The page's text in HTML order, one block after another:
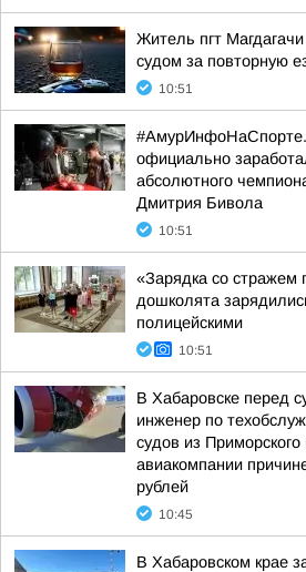
Житель пгт
судом за повторную
10:51
официально
абсолютного
Дмитрия Бивола
10:51
«Зарядка со стражем
дошколята
полицейскими
10:51
В Хабаровске перед
инженер по
судов из Приморского
авиакомпании
рублей
10:45
В Хабаровском крае